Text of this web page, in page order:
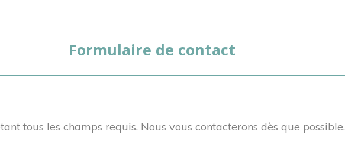
Formulaire de contact
tous les champs requis. Nous vous contacterons dès que possible.